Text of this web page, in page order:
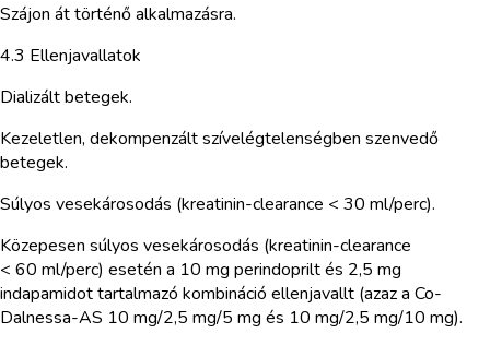
Szájon át történő alkalmazásra.
4.3 Ellenjavallatok
Dializált betegek.
Kezeletlen, dekompenzált szívelégtelenségben szenvedő
betegek.
Súlyos vesekárosodás (kreatinin-clearance < 30 ml/perc).
Közepesen súlyos vesekárosodás (kreatinin-clearance
< 60 ml/perc) esetén a 10 mg perindoprilt és 2,5 mg
indapamidot tartalmazó kombináció ellenjavallt (azaz a Co-
Dalnessa-AS 10 mg/2,5 mg/5 mg és 10 mg/2,5 mg/10 mg).